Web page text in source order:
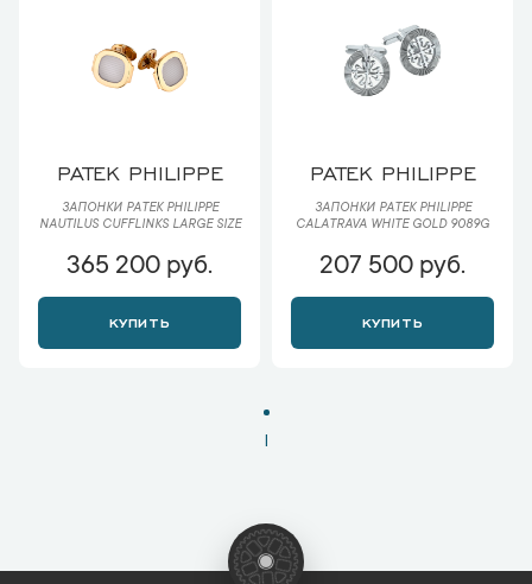
PATEK PHILIPPE
ЗАПОНКИ PATEK PHILIPPE
NAUTILUS CUFFLINKS LARGE SIZE
365 200 руб.
КУПИТЬ
PATEK PHILIPPE
ЗАПОНКИ PATEK PHILIPPE
CALATRAVA WHITE GOLD 9089G
207 500 руб.
КУПИТЬ
1